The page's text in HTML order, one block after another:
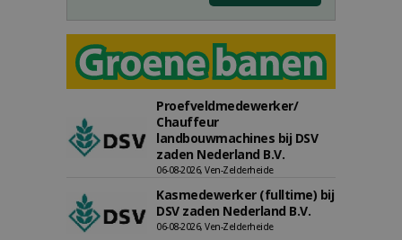
Proefveldmedewerker/
Chauffeur
landbouwmachines bij DSV
zaden Nederland B.V.
06-08-2026, Ven-Zelderheide
Kasmedewerker (fulltime) bij
DSV zaden Nederland B.V.
06-08-2026, Ven-Zelderheide